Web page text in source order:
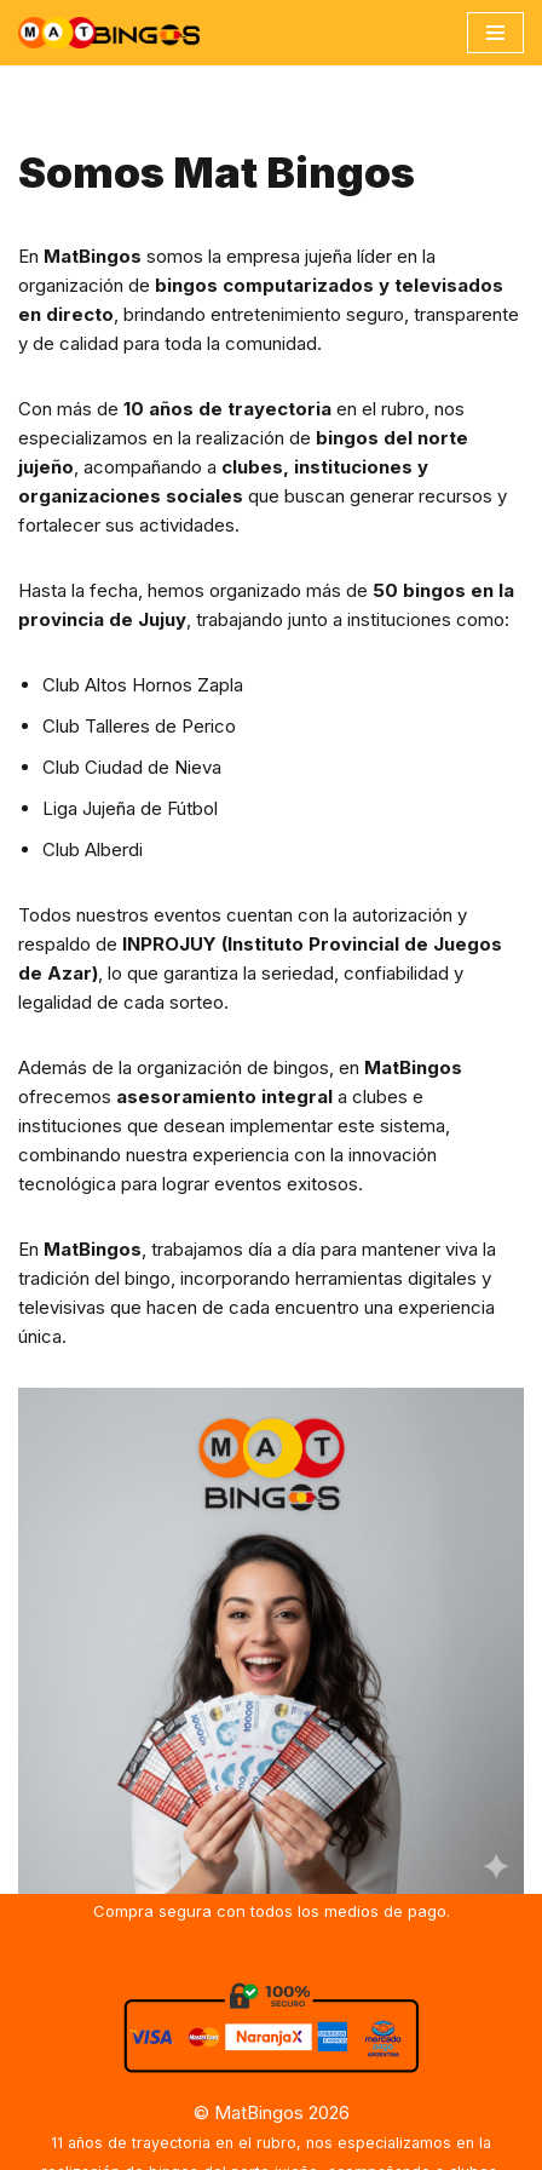
Ir
Somos Mat Bingos
En MatBingos somos la empresa jujeña líder en la
organización de bingos computarizados y televisados
en directo, brindando entretenimiento seguro, transparente
y de calidad para toda la comunidad.
Con más de 10 años de trayectoria en el rubro, nos
especializamos en la realización de bingos del norte
jujeño, acompañando a clubes, instituciones y
organizaciones sociales que buscan generar recursos y
fortalecer sus actividades.
Hasta la fecha, hemos organizado más de 50 bingos en la
provincia de Jujuy, trabajando junto a instituciones como:
Club Altos Hornos Zapla
Club Talleres de Perico
Club Ciudad de Nieva
Liga Jujeña de Fútbol
Club Alberdi
Todos nuestros eventos cuentan con la autorización y
respaldo de INPROJUY (Instituto Provincial de Juegos
de Azar), lo que garantiza la seriedad, confiabilidad y
legalidad de cada sorteo.
Además de la organización de bingos, en MatBingos
ofrecemos asesoramiento integral a clubes e
instituciones que desean implementar este sistema,
combinando nuestra experiencia con la innovación
tecnológica para lograr eventos exitosos.
En MatBingos, trabajamos día a día para mantener viva la
tradición del bingo, incorporando herramientas digitales y
televisivas que hacen de cada encuentro una experiencia
única.
Compra segura con todos los medios de pago.
© MatBingos 2026
11 años de trayectoria en el rubro, nos especializamos en la